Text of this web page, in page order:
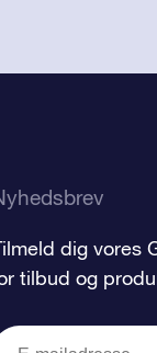
dig vores
tilbud og